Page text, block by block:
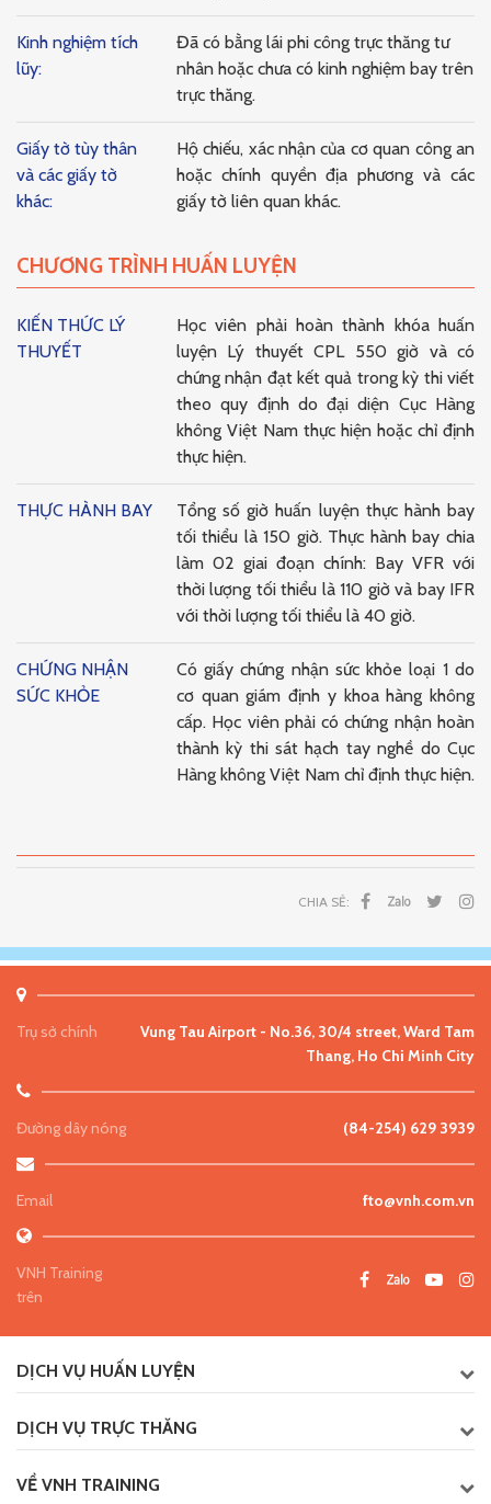
Kinh nghiệm tích
lũy:
Đã có bằng lái phi công trực thăng tư
nhân hoặc chưa có kinh nghiệm bay trên
trực thăng.
Giấy tờ tùy thân
và các giấy tờ
khác:
Hộ chiếu, xác nhận của cơ quan công an
hoặc chính quyền địa phương và các
giấy tờ liên quan khác.
CHƯƠNG TRÌNH HUẤN LUYỆN
KIẾN THỨC LÝ
THUYẾT
Học viên phải hoàn thành khóa huấn
luyện Lý thuyết CPL 550 giờ và có
chứng nhận đạt kết quả trong kỳ thi viết
theo quy định do đại diện Cục Hàng
không Việt Nam thực hiện hoặc chỉ định
thực hiện.
THỰC HÀNH BAY
Tổng số giờ huấn luyện thực hành bay
tối thiểu là 150 giờ. Thực hành bay chia
làm 02 giai đoạn chính: Bay VFR với
thời lượng tối thiểu là 110 giờ và bay IFR
với thời lượng tối thiểu là 40 giờ.
CHỨNG NHẬN
SỨC KHỎE
Có giấy chứng nhận sức khỏe loại 1 do
cơ quan giám định y khoa hàng không
cấp. Học viên phải có chứng nhận hoàn
thành kỳ thi sát hạch tay nghề do Cục
Hàng không Việt Nam chỉ định thực hiện.
CHIA SẺ:
Trụ sở chính
Vung Tau Airport - No.36, 30/4 street, Ward Tam
Thang, Ho Chi Minh City
Đường dây nóng (84-254) 629 3939
Email fto@vnh.com.vn
VNH Training
trên
DỊCH VỤ HUẤN LUYỆN
DỊCH VỤ TRỰC THĂNG
VỀ VNH TRAINING